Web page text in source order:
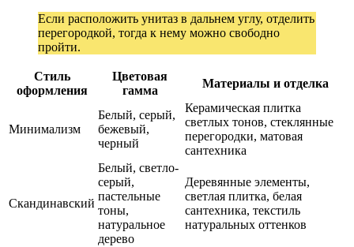
Если расположить унитаз в дальнем углу, отделить
перегородкой, тогда к нему можно свободно
пройти.
Стиль
оформления
Цветовая
гамма
Материалы и отделка
Минимализм
Белый, серый,
бежевый,
черный
Керамическая плитка
светлых тонов, стеклянные
перегородки, матовая
сантехника
Скандинавский
Белый, светло-
серый,
пастельные
тоны,
натуральное
дерево
Деревянные элементы,
светлая плитка, белая
сантехника, текстиль
натуральных оттенков